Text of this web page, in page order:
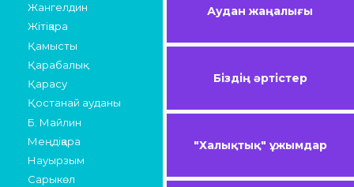
Жангелдин
Жітіқара
Қамысты
Қарабалық
Қарасу
Қостанай ауданы
Б. Майлин
Меңдіқара
Науырзым
Сарыкөл
Аудан жаңалығы
Біздің әртістер
"Халықтық" ұжымдар